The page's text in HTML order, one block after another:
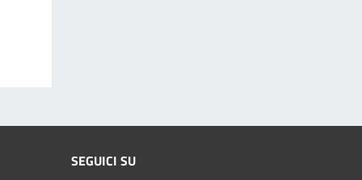
SEGUICI SU